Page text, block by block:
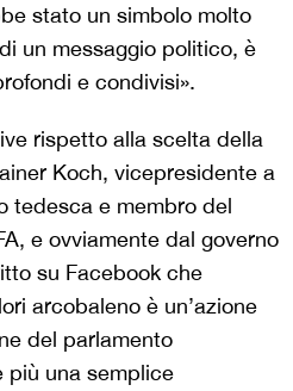
stato un simbolo molto
un messaggio politico, è
e condivisi».
rispetto alla scelta della
Koch, vicepresidente a
tedesca e membro del
e ovviamente dal governo
su Facebook che
arcobaleno è un’azione
del parlamento
più una semplice